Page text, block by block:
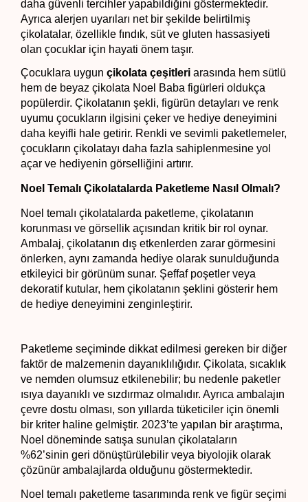
daha güvenli tercihler yapabildiğini göstermektedir.
Ayrıca alerjen uyarıları net bir şekilde belirtilmiş
çikolatalar, özellikle fındık, süt ve gluten hassasiyeti
olan çocuklar için hayati önem taşır.
Çocuklara uygun çikolata çeşitleri arasında hem sütlü
hem de beyaz çikolata Noel Baba figürleri oldukça
popülerdir. Çikolatanın şekli, figürün detayları ve renk
uyumu çocukların ilgisini çeker ve hediye deneyimini
daha keyifli hale getirir. Renkli ve sevimli paketlemeler,
çocukların çikolatayı daha fazla sahiplenmesine yol
açar ve hediyenin görselliğini artırır.
Noel Temalı Çikolatalarda Paketleme Nasıl Olmalı?
Noel temalı çikolatalarda paketleme, çikolatanın
korunması ve görsellik açısından kritik bir rol oynar.
Ambalaj, çikolatanın dış etkenlerden zarar görmesini
önlerken, aynı zamanda hediye olarak sunulduğunda
etkileyici bir görünüm sunar. Şeffaf poşetler veya
dekoratif kutular, hem çikolatanın şeklini gösterir hem
de hediye deneyimini zenginleştirir.
Paketleme seçiminde dikkat edilmesi gereken bir diğer
faktör de malzemenin dayanıklılığıdır. Çikolata, sıcaklık
ve nemden olumsuz etkilenebilir; bu nedenle paketler
ısıya dayanıklı ve sızdırmaz olmalıdır. Ayrıca ambalajın
çevre dostu olması, son yıllarda tüketiciler için önemli
bir kriter haline gelmiştir. 2023’te yapılan bir araştırma,
Noel döneminde satışa sunulan çikolataların
%62’sinin geri dönüştürülebilir veya biyolojik olarak
çözünür ambalajlarda olduğunu göstermektedir.
Noel temalı paketleme tasarımında renk ve figür seçimi